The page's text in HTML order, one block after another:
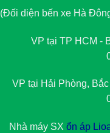
(Đối diện bến xe Hà
VP tại TP HCM -
VP tại Hải Phòng,
Nhà máy SX ổn áp